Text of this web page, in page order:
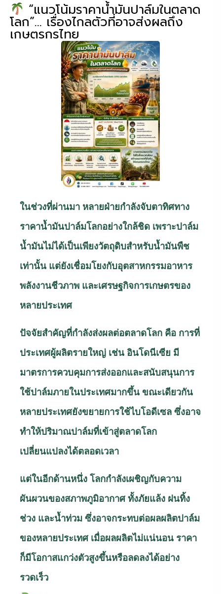
“แนวโน้มราคาน้ำมันปาล์มในตลาด
โลก”… เรื่องไกลตัวที่อาจส่งผลถึง
เกษตรกรไทย
ในช่วงที่ผ่านมา หลายฝ่ายกำลังจับตาทิศทาง
ราคาน้ำมันปาล์มโลกอย่างใกล้ชิด เพราะปาล์ม
น้ำมันไม่ได้เป็นเพียงวัตถุดิบสำหรับน้ำมันพืช
เท่านั้น แต่ยังเชื่อมโยงกับอุตสาหกรรมอาหาร
พลังงานชีวภาพ และเศรษฐกิจการเกษตรของ
หลายประเทศ
ปัจจัยสำคัญที่กำลังส่งผลต่อตลาดโลก คือ การที่
ประเทศผู้ผลิตรายใหญ่ เช่น อินโดนีเซีย มี
มาตรการควบคุมการส่งออกและสนับสนุนการ
ใช้ปาล์มภายในประเทศมากขึ้น ขณะเดียวกัน
หลายประเทศยังขยายการใช้ไบโอดีเซล ซึ่งอาจ
ทำให้ปริมาณปาล์มที่เข้าสู่ตลาดโลก
เปลี่ยนแปลงได้ตลอดเวลา
แต่ในอีกด้านหนึ่ง โลกกำลังเผชิญกับความ
ผันผวนของสภาพภูมิอากาศ ทั้งภัยแล้ง ฝนทิ้ง
ช่วง และน้ำท่วม ซึ่งอาจกระทบต่อผลผลิตปาล์ม
ของหลายประเทศ เมื่อผลผลิตไม่แน่นอน ราคา
ก็มีโอกาสแกว่งตัวสูงขึ้นหรือลดลงได้อย่าง
รวดเร็ว